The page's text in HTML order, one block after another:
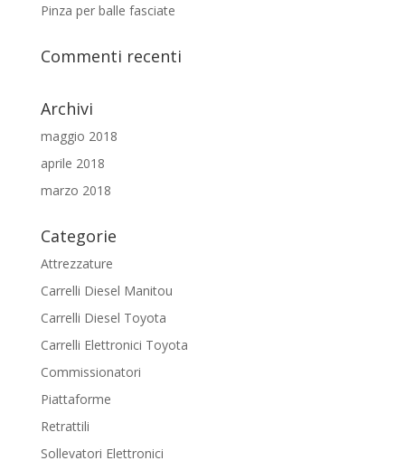
Pinza per balle fasciate
Commenti recenti
Archivi
maggio 2018
aprile 2018
marzo 2018
Categorie
Attrezzature
Carrelli Diesel Manitou
Carrelli Diesel Toyota
Carrelli Elettronici Toyota
Commissionatori
Piattaforme
Retrattili
Sollevatori Elettronici